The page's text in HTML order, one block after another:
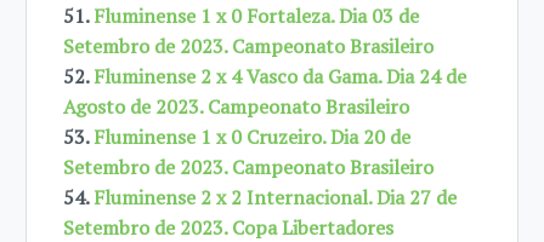
51.Fluminense 1 x 0 Fortaleza. Dia 03 de
Setembro de 2023. Campeonato Brasileiro
52.Fluminense 2 x 4 Vasco da Gama. Dia 24 de
Agosto de 2023. Campeonato Brasileiro
53.Fluminense 1 x 0 Cruzeiro. Dia 20 de
Setembro de 2023. Campeonato Brasileiro
54.Fluminense 2 x 2 Internacional. Dia 27 de
Setembro de 2023. Copa Libertadores